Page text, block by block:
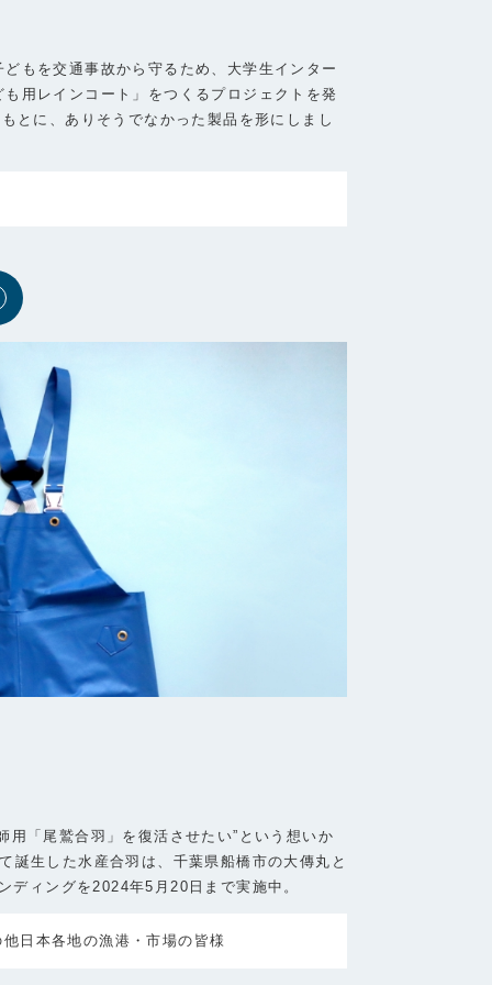
もを交通事故から守るため、大学生インター
用レインコート」をつくるプロジェクトを発
とに、ありそうでなかった製品を形にしまし
用「尾鷲合羽」を復活させたい”という想いか
誕生した水産合羽は、千葉県船橋市の大傳丸と
ィングを2024年5月20日まで実施中。
日本各地の漁港・市場の皆様